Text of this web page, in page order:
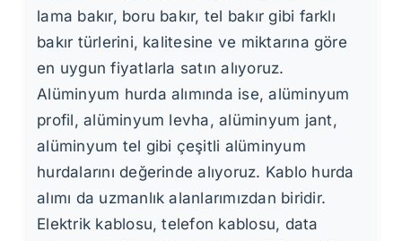
lama bakır, boru bakır, tel bakır gibi farklı
bakır türlerini, kalitesine ve miktarına göre
en uygun fiyatlarla satın alıyoruz.
Alüminyum hurda alımında ise, alüminyum
profil, alüminyum levha, alüminyum jant,
alüminyum tel gibi çeşitli alüminyum
hurdalarını değerinde alıyoruz. Kablo hurda
alımı da uzmanlık alanlarımızdan biridir.
Elektrik kablosu, telefon kablosu, data